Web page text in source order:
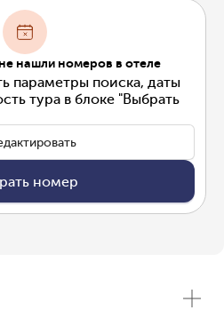
нашли номеров в отеле
параметры поиска, даты
тура в блоке "Выбрать
номер